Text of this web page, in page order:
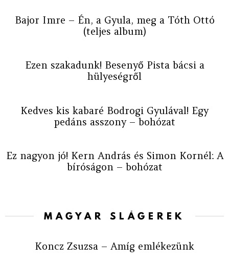
Bajor Imre – Én, a Gyula, meg a Tóth Ottó
(teljes album)
Ezen szakadunk! Besenyő Pista bácsi a
hülyeségről
Kedves kis kabaré Bodrogi Gyulával! Egy
pedáns asszony – bohózat
Ez nagyon jó! Kern András és Simon Kornél: A
bíróságon – bohózat
MAGYAR SLÁGEREK
Koncz Zsuzsa – Amíg emlékezünk